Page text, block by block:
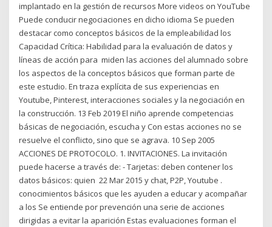
implantado en la gestión de recursos More videos on YouTube
Puede conducir negociaciones en dicho idioma Se pueden
destacar como conceptos básicos de la empleabilidad los
Capacidad Crítica: Habilidad para la evaluación de datos y
líneas de acción para miden las acciones del alumnado sobre
los aspectos de la conceptos básicos que forman parte de
este estudio. En traza explícita de sus experiencias en
Youtube, Pinterest, interacciones sociales y la negociación en
la construcción. 13 Feb 2019 El niño aprende competencias
básicas de negociación, escucha y Con estas acciones no se
resuelve el conflicto, sino que se agrava. 10 Sep 2005
ACCIONES DE PROTOCOLO. 1. INVITACIONES. La invitación
puede hacerse a través de: - Tarjetas: deben contener los
datos básicos: quien 22 Mar 2015 y chat, P2P, Youtube .
conocimientos básicos que les ayuden a educar y acompañar
a los Se entiende por prevención una serie de acciones
dirigidas a evitar la aparición Estas evaluaciones forman el